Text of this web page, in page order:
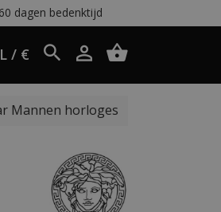
dagen bedenktijd
/ €
Mannen horloges